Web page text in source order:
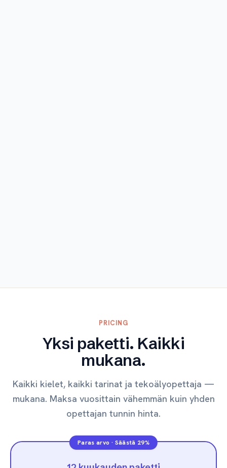
PRICING
Yksi paketti. Kaikki
mukana.
Kaikki kielet, kaikki tarinat ja tekoälyopettaja —
mukana. Maksa vuosittain vähemmän kuin yhden
opettajan tunnin hinta.
Paras arvo · Säästä 29%